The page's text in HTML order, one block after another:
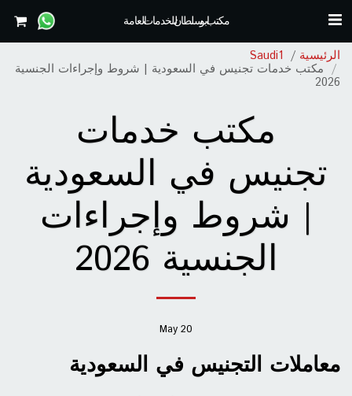
مكتب ابو سلطان للخدمات العامة
الرئيسية
Saudi1
مكتب خدمات تجنيس في السعودية | شروط وإجراءات الجنسية
2026
مكتب خدمات
تجنيس في السعودية
| شروط وإجراءات
الجنسية 2026
20
May
معاملات التجنيس في السعودية